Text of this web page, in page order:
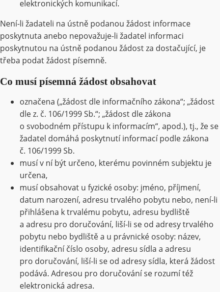
elektronických komunikací.
Není-li žadateli na ústně podanou žádost informace
poskytnuta anebo nepovažuje-li žadatel informaci
poskytnutou na ústně podanou žádost za dostačující, je
třeba podat žádost písemně.
Co musí písemná žádost obsahovat
označena („žádost dle informačního zákona“; „žádost
dle z. č. 106/1999 Sb.“; „žádost dle zákona
o svobodném přístupu k informacím“, apod.), tj., že se
žadatel domáhá poskytnutí informací podle zákona
č. 106/1999 Sb.
musí v ní být určeno, kterému povinném subjektu je
určena,
musí obsahovat u fyzické osoby: jméno, příjmení,
datum narození, adresu trvalého pobytu nebo, není-li
přihlášena k trvalému pobytu, adresu bydliště
a adresu pro doručování, liší-li se od adresy trvalého
pobytu nebo bydliště a u právnické osoby: název,
identifikační číslo osoby, adresu sídla a adresu
pro doručování, liší-li se od adresy sídla, která žádost
podává. Adresou pro doručování se rozumí též
elektronická adresa.